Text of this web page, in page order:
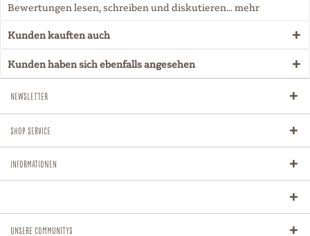
Bewertungen lesen, schreiben und diskutieren...mehr
Kunden kauften auch
Kunden haben sich ebenfalls angesehen
Newsletter
Shop Service
Informationen
Unsere Communitys